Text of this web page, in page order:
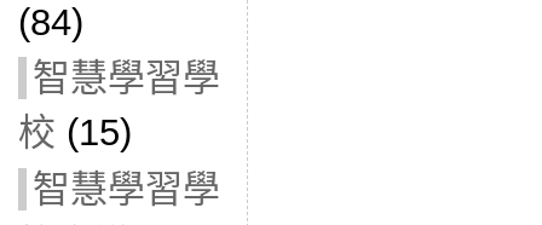
(84)
智慧學習學
校 (15)
智慧學習學